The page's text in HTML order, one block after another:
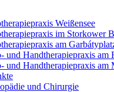
Weißensee
im Storkower
am
und Handtherapiepraxis am
und Handtherapiepraxis am
und Chirurgie